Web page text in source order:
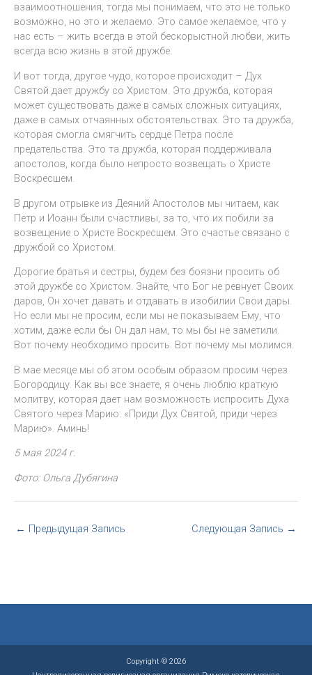
взаимоотношения, тогда мы понимаем, что это не только
возможно, но это и желаемо. Это самое желаемое, что у
нас есть – жить всегда в этой бескорыстной любви, жить
всегда всю жизнь в этой дружбе.
И вот тогда, другое чудо, которое происходит – Дух
Святой дает дружбу со Христом. Это дружба, которая
может существовать даже в самых сложных ситуациях,
даже в самых отчаянных обстоятельствах. Это та дружба,
которая смогла смягчить сердце Петра после
предательства. Это та дружба, которая поддерживала
апостолов, когда было непросто возвещать о Христе
Воскресшем.
В другом отрывке из Деяний Апостолов мы читаем, как
Петр и Иоанн были счастливы, за то, что их побили за
возвещение о Христе Воскресшем. Это счастье связано с
дружбой со Христом.
Дорогие братья и сестры, будем без боязни просить об
этой дружбе со Христом. Знайте, что Бог не ревнует Своих
даров, Он хочет давать и отдавать в изобилии Свои дары.
Но если мы не просим, если мы не показываем Ему, что
хотим, даже если бы Он дал нам, то мы бы не заметили.
Вот почему необходимо просить. Вот почему мы молимся.
В мае месяце мы об этом особым образом просим через
Богородицу. Как вы все знаете, я очень люблю краткую
молитву, которая дает нам возможность испросить Духа
Святого через Марию: «Приди Дух Святой, приди через
Марию». Аминь!
5 мая 2024 г.
Фото: Ольга Дубягина
← Предыдущая Запись Следующая Запись →
Copyright © 2026